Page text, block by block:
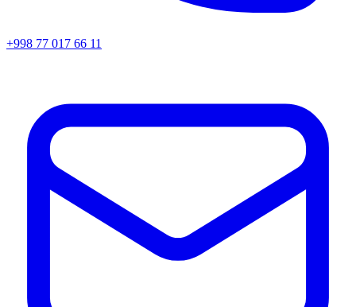
+998 77 017 66 11